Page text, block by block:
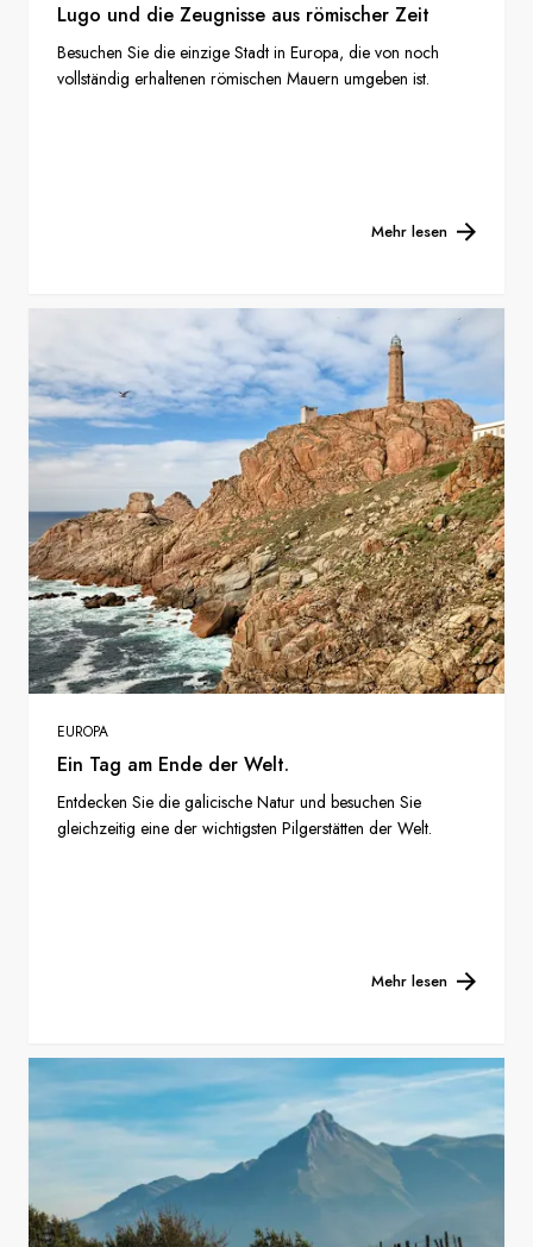
Lugo und die Zeugnisse aus römischer Zeit
Besuchen Sie die einzige Stadt in Europa, die von noch
vollständig erhaltenen römischen Mauern umgeben ist.
Mehr lesen
EUROPA
Ein Tag am Ende der Welt.
Entdecken Sie die galicische Natur und besuchen Sie
gleichzeitig eine der wichtigsten Pilgerstätten der Welt.
Mehr lesen